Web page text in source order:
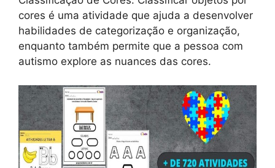
cores é uma atividade que ajuda a desenvolver
habilidades de categorização e organização,
enquanto também permite que a pessoa com
autismo explore as nuances das cores.